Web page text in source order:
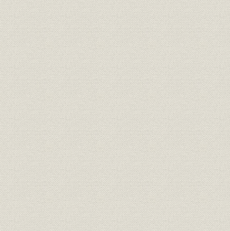
第二編 蛇の目ミシン沿革
第一章 創業期 パインミシン時代
1 創業者、小瀬与作
2 標準型一〇〇種ミシンの完成と「パインミシン株式会社」の設立
3 「月掛予約」方式の創案
4 シンガーの“大争議”と国産ミシンの勃興
5 中野工場の設立
第二章 成長期、帝国ミシン時代
1 小金井工場の建設
2 直営販売組織の確立
3 “訪問カード”と広告宣伝活動